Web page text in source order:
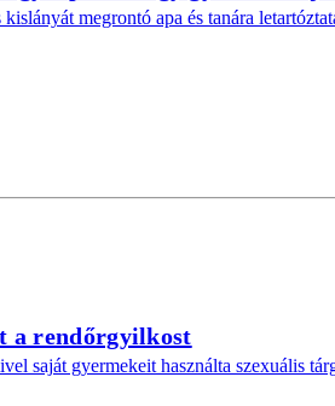
megrontó apa és tanára
a rendőrgyilkost
saját gyermekeit használta szexuális